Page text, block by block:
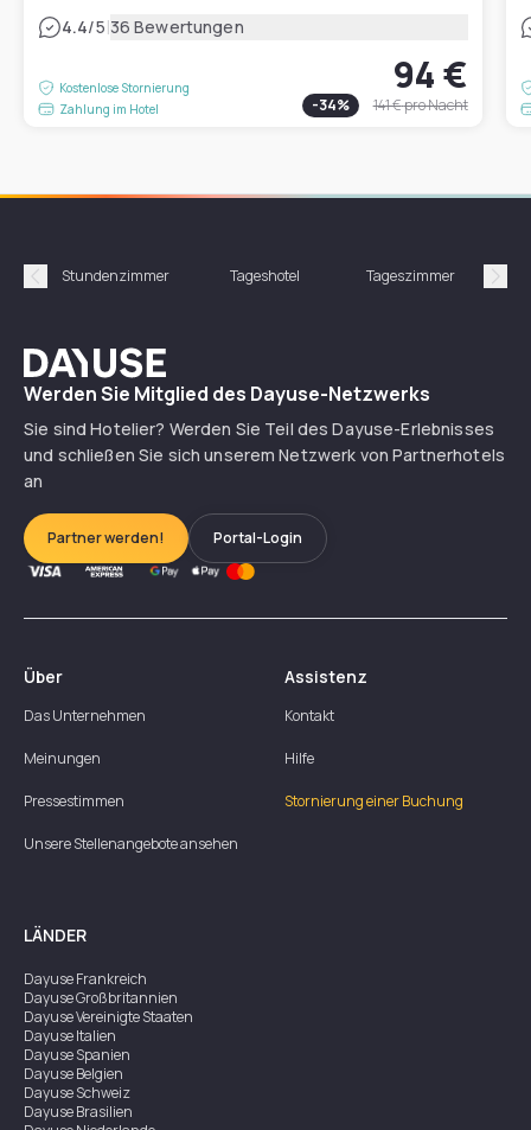
4.4/5|36 Bewertungen
Kostenlose Stornierung
Zahlung im Hotel
94 €
-34% 141 €pro Nacht
Précédent
Stundenzimmer Tageshotel Tageszimmer
Dayuse
Werden Sie Mitglied des Dayuse-Netzwerks
Sie sind Hotelier? Werden Sie Teil des Dayuse-Erlebnisses
und schließen Sie sich unserem Netzwerk von Partnerhotels
an
Partner werden! Portal-Login
Über
Das Unternehmen
Meinungen
Pressestimmen
Unsere Stellenangebote ansehen
Assistenz
Kontakt
Hilfe
Stornierung einer Buchung
LÄNDER
DayuseFrankreich
DayuseGroßbritannien
DayuseVereinigte Staaten
DayuseItalien
DayuseSpanien
DayuseBelgien
DayuseSchweiz
DayuseBrasilien